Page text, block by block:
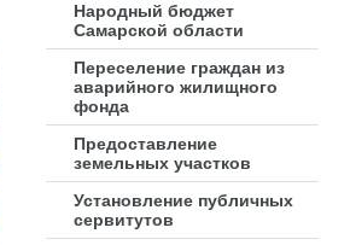
Народный бюджет
Самарской области
Переселение граждан из
аварийного жилищного
фонда
Предоставление
земельных участков
Установление публичных
сервитутов